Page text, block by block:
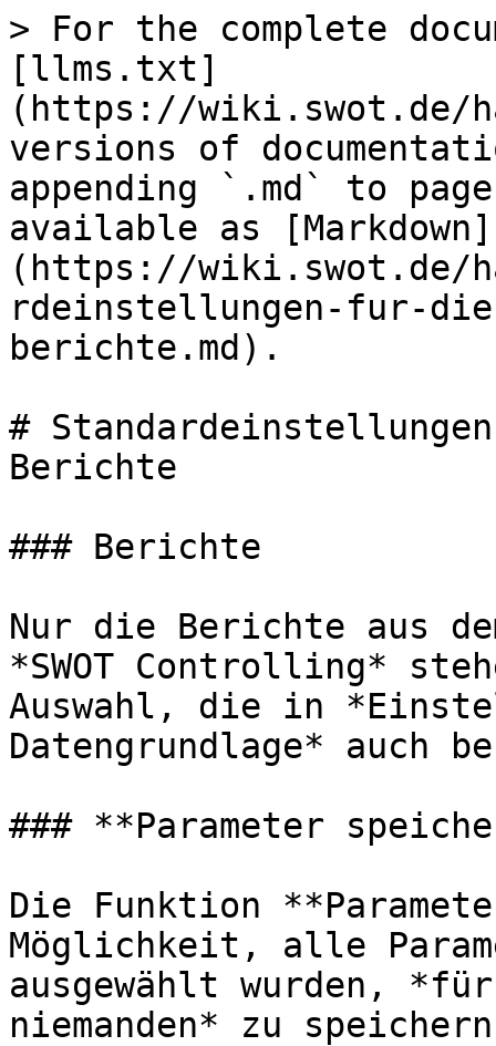
> For the complete
[llms.txt]
(https://wiki.swot.de/
versions of
appending `.md` to
available as [Markdown]
(https://wiki.swot.de/
rdeinstellungen-fur-
berichte.md).
#
Berichte
### Berichte
Nur die Berichte aus
*SWOT Controlling*
Auswahl, die in
Datengrundlage* auch
### **Parameter
Die Funktion
Möglichkeit, alle
ausgewählt wurden,
niemanden* zu